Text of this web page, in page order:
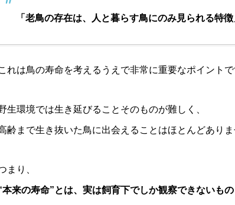
「老鳥の存在は、人と暮らす鳥にのみ見られる特徴
れは鳥の寿命を考えるうえで非常に重要なポイントで
生環境では生き延びることそのものが難しく、
齢まで生き抜いた鳥に出会えることはほとんどありま
まり、
本来の寿命”とは、実は飼育下でしか観察できないもの